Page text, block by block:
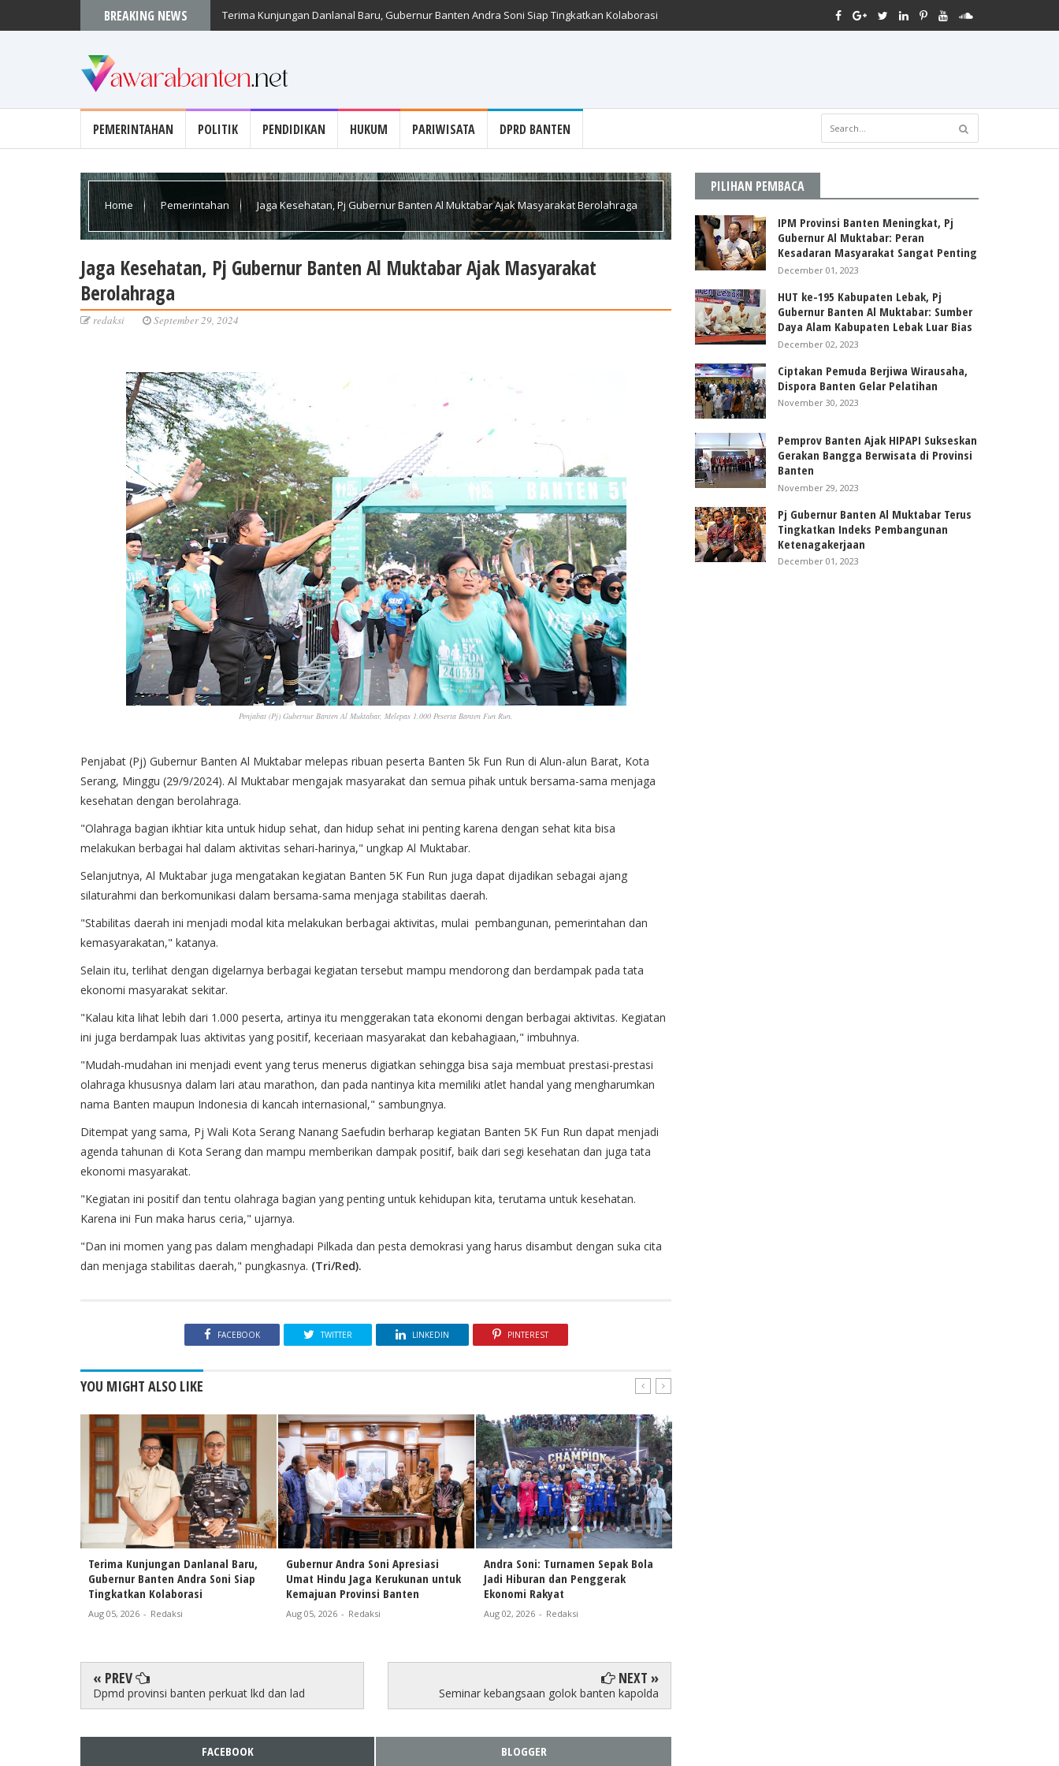
BREAKING NEWS Terima Kunjungan Danlanal Baru, Gubernur Banten Andra Soni Siap Tingkatkan Kolaborasi
PEMERINTAHAN POLITIK PENDIDIKAN HUKUM PARIWISATA DPRD BANTEN
Home Pemerintahan Jaga Kesehatan, Pj Gubernur Banten Al Muktabar Ajak Masyarakat Berolahraga
Jaga Kesehatan, Pj Gubernur Banten Al Muktabar Ajak Masyarakat
Berolahraga
redaksi September 29, 2024
Penjabat (Pj) Gubernur Banten Al Muktabar, Melepas 1.000 Peserta Banten Fun Run.
Penjabat (Pj) Gubernur Banten Al Muktabar melepas ribuan peserta Banten 5k Fun Run di Alun-alun Barat, Kota
Serang, Minggu (29/9/2024). Al Muktabar mengajak masyarakat dan semua pihak untuk bersama-sama menjaga
kesehatan dengan berolahraga.
"Olahraga bagian ikhtiar kita untuk hidup sehat, dan hidup sehat ini penting karena dengan sehat kita bisa
melakukan berbagai hal dalam aktivitas sehari-harinya," ungkap Al Muktabar.
Selanjutnya, Al Muktabar juga mengatakan kegiatan Banten 5K Fun Run juga dapat dijadikan sebagai ajang
silaturahmi dan berkomunikasi dalam bersama-sama menjaga stabilitas daerah.
"Stabilitas daerah ini menjadi modal kita melakukan berbagai aktivitas, mulai pembangunan, pemerintahan dan
kemasyarakatan," katanya.
Selain itu, terlihat dengan digelarnya berbagai kegiatan tersebut mampu mendorong dan berdampak pada tata
ekonomi masyarakat sekitar.
"Kalau kita lihat lebih dari 1.000 peserta, artinya itu menggerakan tata ekonomi dengan berbagai aktivitas. Kegiatan
ini juga berdampak luas aktivitas yang positif, keceriaan masyarakat dan kebahagiaan," imbuhnya.
"Mudah-mudahan ini menjadi event yang terus menerus digiatkan sehingga bisa saja membuat prestasi-prestasi
olahraga khususnya dalam lari atau marathon, dan pada nantinya kita memiliki atlet handal yang mengharumkan
nama Banten maupun Indonesia di kancah internasional," sambungnya.
Ditempat yang sama, Pj Wali Kota Serang Nanang Saefudin berharap kegiatan Banten 5K Fun Run dapat menjadi
agenda tahunan di Kota Serang dan mampu memberikan dampak positif, baik dari segi kesehatan dan juga tata
ekonomi masyarakat.
"Kegiatan ini positif dan tentu olahraga bagian yang penting untuk kehidupan kita, terutama untuk kesehatan.
Karena ini Fun maka harus ceria," ujarnya.
"Dan ini momen yang pas dalam menghadapi Pilkada dan pesta demokrasi yang harus disambut dengan suka cita
dan menjaga stabilitas daerah," pungkasnya. (Tri/Red).
FACEBOOK TWITTER LINKEDIN PINTEREST
YOU MIGHT ALSO LIKE
Terima Kunjungan Danlanal Baru,
Gubernur Banten Andra Soni Siap
Tingkatkan Kolaborasi
Aug 05, 2026 - Redaksi
Gubernur Andra Soni Apresiasi
Umat Hindu Jaga Kerukunan untuk
Kemajuan Provinsi Banten
Aug 05, 2026 - Redaksi
Andra Soni: Turnamen Sepak Bola
Jadi Hiburan dan Penggerak
Ekonomi Rakyat
Aug 02, 2026 - Redaksi
« PREV
Dpmd provinsi banten perkuat lkd dan lad
NEXT »
Seminar kebangsaan golok banten kapolda
FACEBOOK BLOGGER
PILIHAN PEMBACA
IPM Provinsi Banten Meningkat, Pj
Gubernur Al Muktabar: Peran
Kesadaran Masyarakat Sangat Penting
December 01, 2023
HUT ke-195 Kabupaten Lebak, Pj
Gubernur Banten Al Muktabar: Sumber
Daya Alam Kabupaten Lebak Luar Bias
December 02, 2023
Ciptakan Pemuda Berjiwa Wirausaha,
Dispora Banten Gelar Pelatihan
November 30, 2023
Pemprov Banten Ajak HIPAPI Sukseskan
Gerakan Bangga Berwisata di Provinsi
Banten
November 29, 2023
Pj Gubernur Banten Al Muktabar Terus
Tingkatkan Indeks Pembangunan
Ketenagakerjaan
December 01, 2023